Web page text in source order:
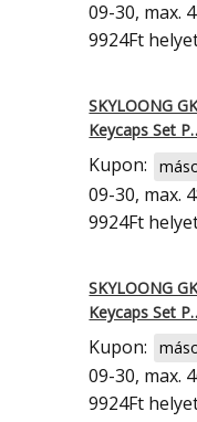
09-30, max.
9924Ft
SKYLOONG
Keycaps Set
Kupon:
09-30, max.
9924Ft
SKYLOONG
Keycaps Set
Kupon:
09-30, max.
9924Ft